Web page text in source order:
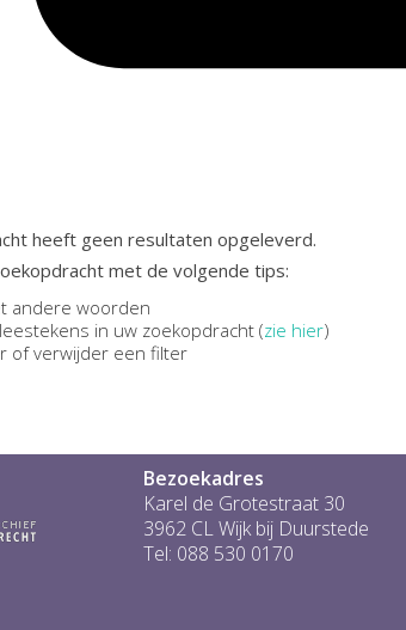
heeft geen resultaten opgeleverd.
met de volgende tips:
andere woorden
in uw zoekopdracht (zie hier)
of verwijder een filter
Bezoekadres
Karel de Grotestraat 30
3962 CL Wijk bij Duurstede
Tel: 088 530 0170